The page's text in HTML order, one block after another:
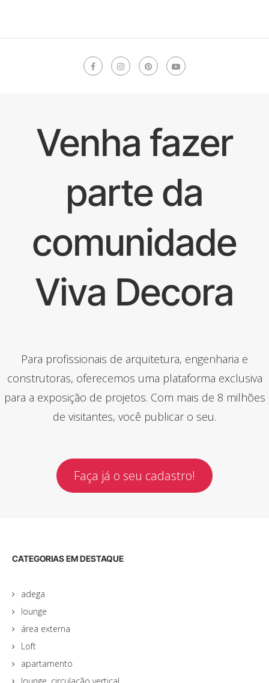
Venha fazer
parte da
comunidade
Viva Decora
Para profissionais de arquitetura, engenharia e
construtoras, oferecemos uma plataforma exclusiva
para a exposição de projetos. Com mais de 8 milhões
de visitantes, você publicar o seu.
Faça já o seu cadastro!
CATEGORIAS EM DESTAQUE
adega
lounge
área externa
Loft
apartamento